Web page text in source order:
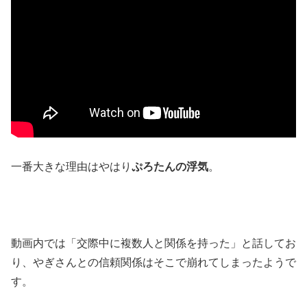
一番大きな理由はやはり ぷろたんの浮気。
動画内では「交際中に複数人と関係を持った」と話してお
り、やぎさんとの信頼関係はそこで崩れてしまったようで
す。